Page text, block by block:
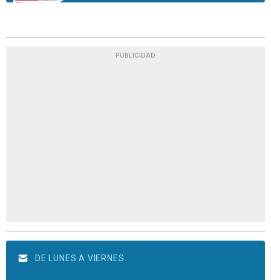
PUBLICIDAD
DE LUNES A VIERNES